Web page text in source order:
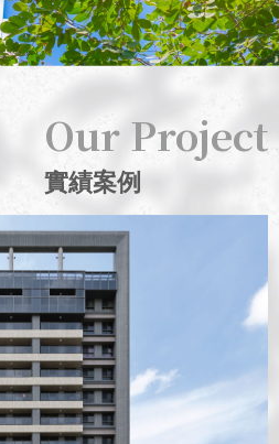
Our Project
實績案例